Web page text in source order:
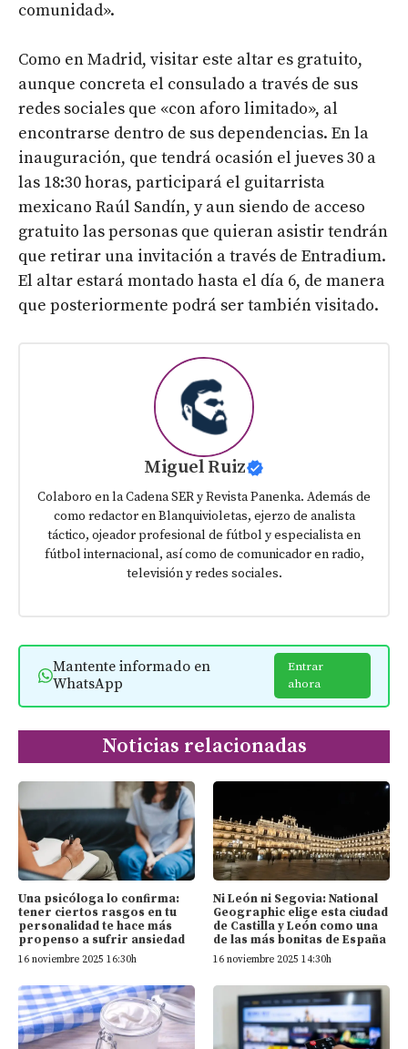
comunidad».
Como en Madrid, visitar este altar es gratuito,
aunque concreta el consulado a través de sus
redes sociales que «con aforo limitado», al
encontrarse dentro de sus dependencias. En la
inauguración, que tendrá ocasión el jueves 30 a
las 18:30 horas, participará el guitarrista
mexicano Raúl Sandín, y aun siendo de acceso
gratuito las personas que quieran asistir tendrán
que retirar una invitación a través de Entradium.
El altar estará montado hasta el día 6, de manera
que posteriormente podrá ser también visitado.
Miguel Ruiz
Colaboro en la Cadena SER y Revista Panenka. Además de
como redactor en Blanquivioletas, ejerzo de analista
táctico, ojeador profesional de fútbol y especialista en
fútbol internacional, así como de comunicador en radio,
televisión y redes sociales.
Mantente informado en
WhatsApp
Entrar
ahora
Noticias relacionadas
Una psicóloga lo confirma:
tener ciertos rasgos en tu
personalidad te hace más
propenso a sufrir ansiedad
16 noviembre 2025 16:30h
Ni León ni Segovia: National
Geographic elige esta ciudad
de Castilla y León como una
de las más bonitas de España
16 noviembre 2025 14:30h